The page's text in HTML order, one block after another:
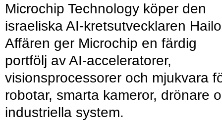
Microchip Technology köper den
israeliska AI-kretsutvecklaren
Affären ger Microchip en färdig
portfölj av AI-acceleratorer,
visionsprocessorer och mjukvara
robotar, smarta kameror, drönare
industriella system.